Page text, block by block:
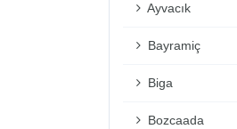
Ayvacık
Bayramiç
Biga
Bozcaada